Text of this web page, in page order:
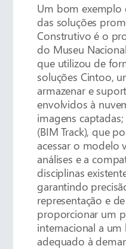
Um bom
das soluções
Construtivo é o
do Museu
que utilizou de
soluções Cintoo,
armazenar e
envolvidos à
imagens
(BIM Track), que
acessar o modelo
análises e a
disciplinas
garantindo
representação e
proporcionar um
internacional a um
adequado à